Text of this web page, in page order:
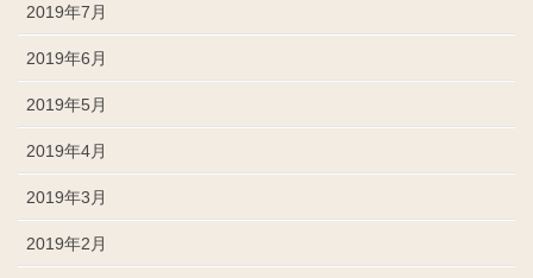
2019年7月
2019年6月
2019年5月
2019年4月
2019年3月
2019年2月